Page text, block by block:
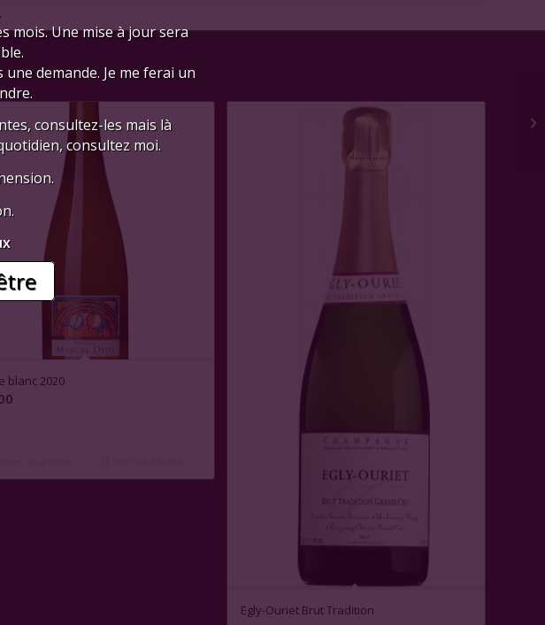
blanc 2020
Egly-Ouriet Brut Tradition
mois. Une mise à jour sera
demande. Je me ferai un
consultez-les mais là
consultez moi.